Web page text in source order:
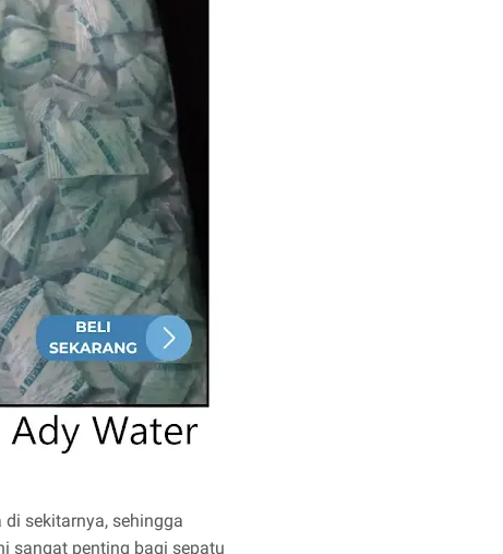
sekitarnya, sehingga
sangat penting bagi sepatu